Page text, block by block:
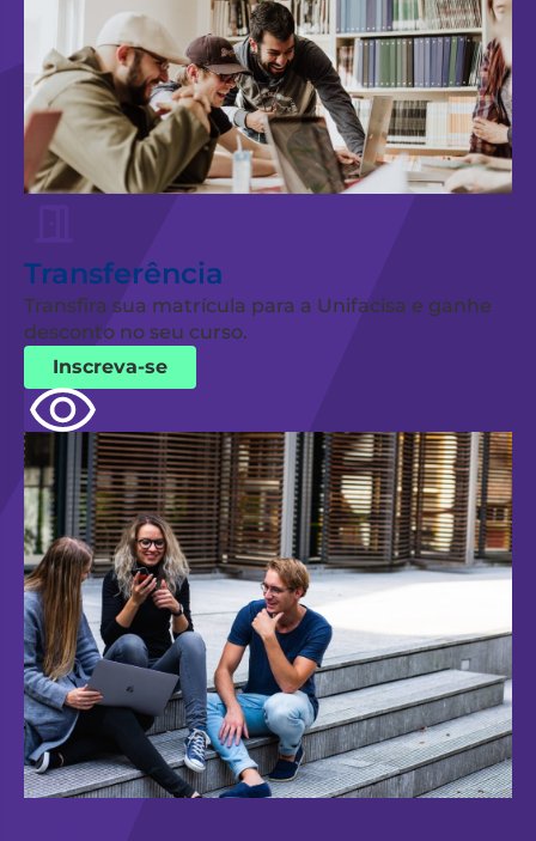
Transferência
Transfira sua matrícula para a Unifacisa e ganhe
desconto no seu curso.
Inscreva-se